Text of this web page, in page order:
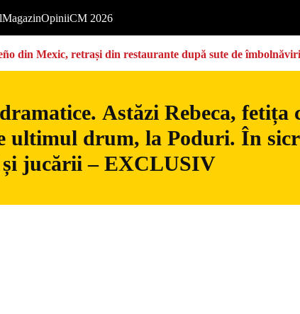
MagazinOpiniiCM 2026
din Mexic, retrași din restaurante după sute de îmbolnăviri
Astăzi Rebeca, fetița
ultimul drum, la Poduri. În
jucării – EXCLUSIV